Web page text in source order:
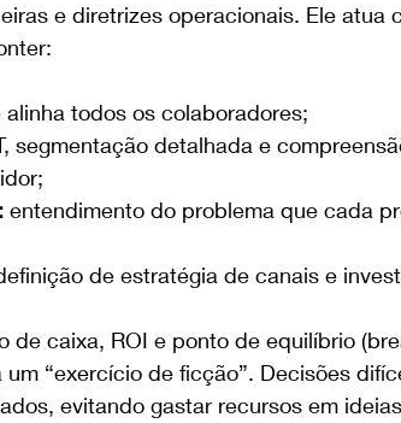
e diretrizes operacionais. Ele atua
todos os colaboradores;
segmentação detalhada e
entendimento do problema que cada
de estratégia de canais e
de caixa, ROI e ponto de equilíbrio
“exercício de ficção”. Decisões
evitando gastar recursos em